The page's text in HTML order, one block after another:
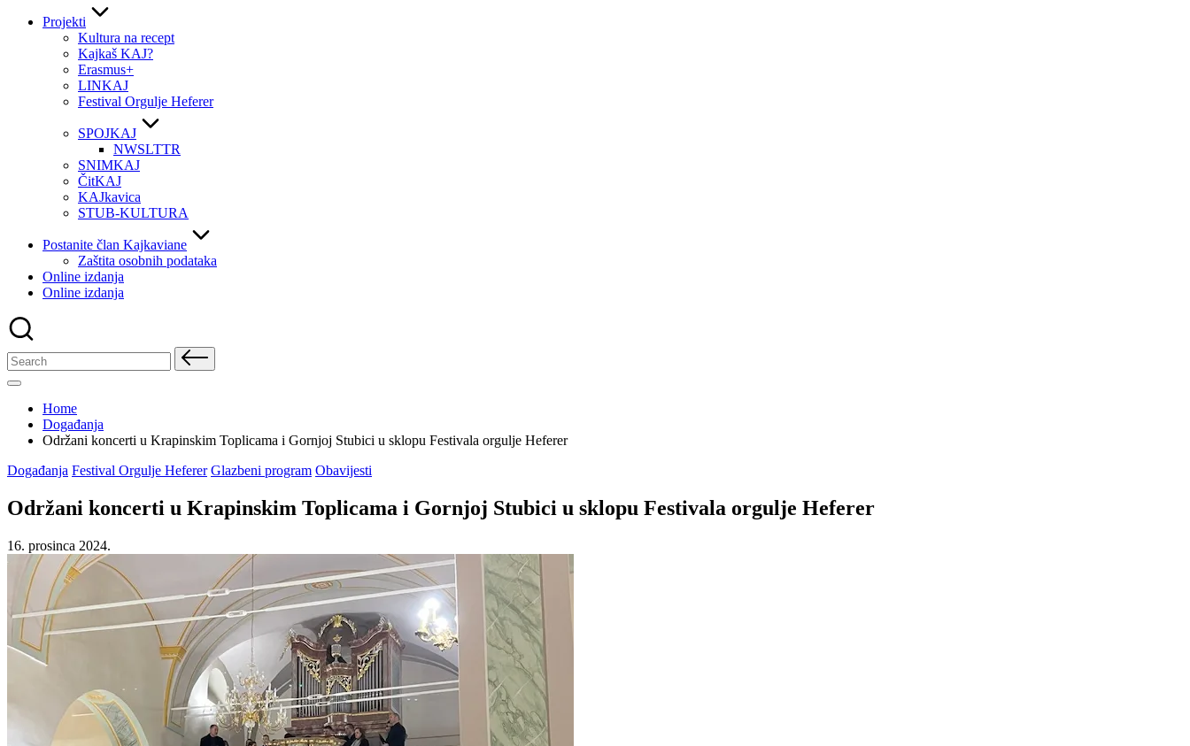
Projekti
Kultura na recept
Kajkaš KAJ?
Erasmus+
LINKAJ
Festival Orgulje Heferer
SPOJKAJ
NWSLTTR
SNIMKAJ
ČitKAJ
KAJkavica
STUB-KULTURA
Postanite član Kajkaviane
Zaštita osobnih podataka
Online izdanja
Online izdanja
Search
for:
Home
Događanja
Održani koncerti u Krapinskim Toplicama i Gornjoj Stubici u sklopu Festivala orgulje Heferer
Posted
Događanja Festival Orgulje Heferer Glazbeni program Obavijesti
Održani koncerti u Krapinskim Toplicama i Gornjoj Stubici u sklopu Festivala orgulje Heferer
16. prosinca 2024.